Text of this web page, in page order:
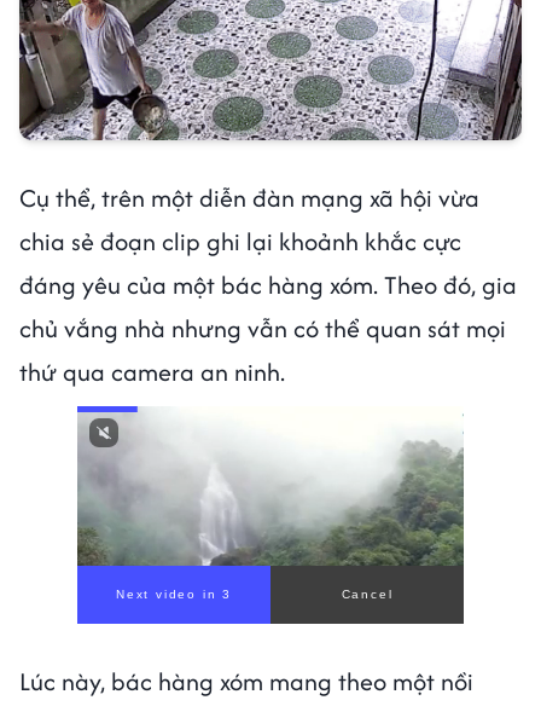
Cụ thể, trên một diễn đàn mạng xã hội vừa
chia sẻ đoạn clip ghi lại khoảnh khắc cực
đáng yêu của một bác hàng xóm. Theo đó, gia
chủ vắng nhà nhưng vẫn có thể quan sát mọi
thứ qua camera an ninh.
Next video in 1 Cancel
Lúc này, bác hàng xóm mang theo một nồi